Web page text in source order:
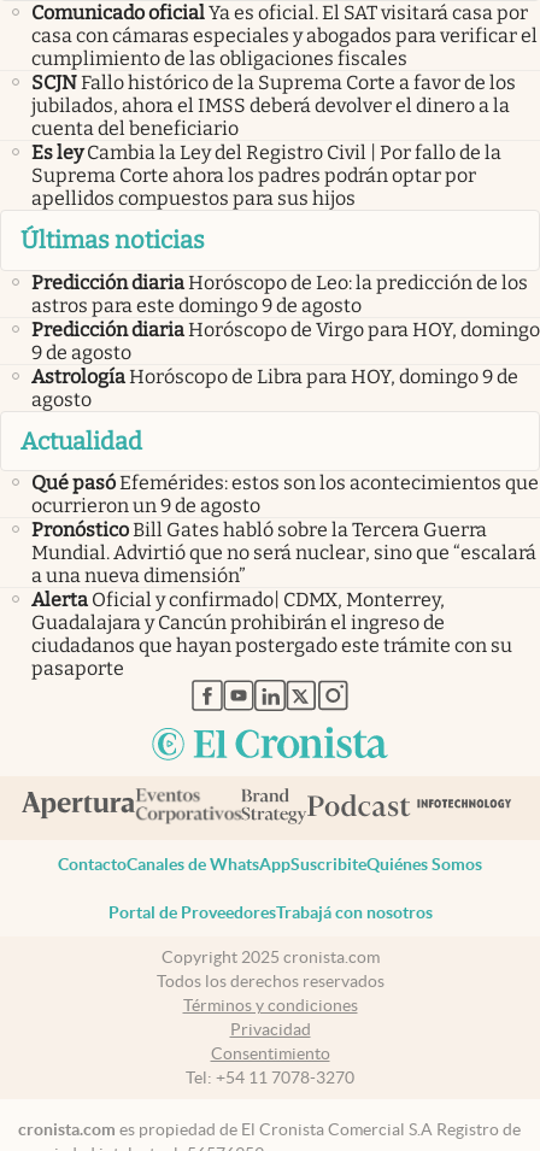
Comunicado oficialYa es oficial. El SAT visitará casa por
casa con cámaras especiales y abogados para verificar el
cumplimiento de las obligaciones fiscales
SCJNFallo histórico de la Suprema Corte a favor de los
jubilados, ahora el IMSS deberá devolver el dinero a la
cuenta del beneficiario
Es ley Cambia la Ley del Registro Civil | Por fallo de la
Suprema Corte ahora los padres podrán optar por
apellidos compuestos para sus hijos
Últimas noticias
Predicción diariaHoróscopo de Leo: la predicción de los
astros para este domingo 9 de agosto
Predicción diariaHoróscopo de Virgo para HOY, domingo
9 de agosto
AstrologíaHoróscopo de Libra para HOY, domingo 9 de
agosto
Actualidad
Qué pasóEfemérides: estos son los acontecimientos que
ocurrieron un 9 de agosto
PronósticoBill Gates habló sobre la Tercera Guerra
Mundial. Advirtió que no será nuclear, sino que “escalará
a una nueva dimensión”
Alerta Oficial y confirmado| CDMX, Monterrey,
Guadalajara y Cancún prohibirán el ingreso de
ciudadanos que hayan postergado este trámite con su
pasaporte
abre en nueva pestaña
abre en nueva pestaña
abre en nueva pestaña
abre en nueva pestaña
abre en nueva pestaña
ContactoCanales de WhatsAppSuscribiteQuiénes Somos
Portal de ProveedoresTrabajá con nosotros
Copyright 2025 cronista.com
Todos los derechos reservados
Términos y condiciones
Privacidad
Consentimiento
Tel: +54 11 7078-3270
cronista.com es propiedad de El Cronista Comercial S.A Registro de